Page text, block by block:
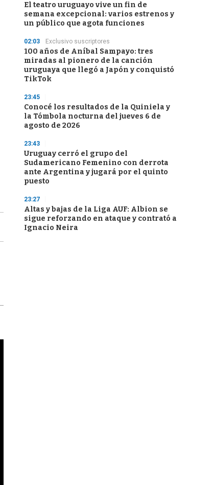
El teatro uruguayo vive un fin de
semana excepcional: varios estrenos y
un público que agota funciones
02:03 Exclusivo suscriptores
100 años de Aníbal Sampayo: tres
miradas al pionero de la canción
uruguaya que llegó a Japón y conquistó
TikTok
23:45
Conocé los resultados de la Quiniela y
la Tómbola nocturna del jueves 6 de
agosto de 2026
23:43
Uruguay cerró el grupo del
Sudamericano Femenino con derrota
ante Argentina y jugará por el quinto
puesto
23:27
Altas y bajas de la Liga AUF: Albion se
sigue reforzando en ataque y contrató a
Ignacio Neira